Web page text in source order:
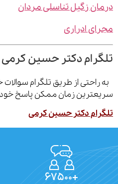
زگیل تناسلی مردان
ادراری
دکتر حسین کرمی
از طریق تلگرام سوالات خود
زمان ممکن پاسخ خود را
دکتر حسین کرمی